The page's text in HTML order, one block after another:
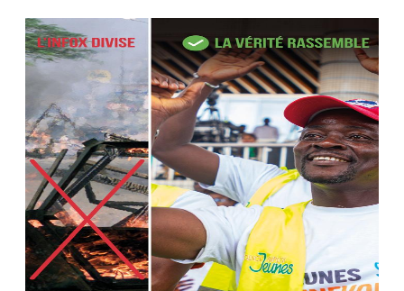
Camara tué lors d’attaques...
22 avr. 2026, 16:41
Des bureaux ravagés dans un
incendie survenu à la mairie...
AIP
10 avr. 2026, 09:48
Nommé Médiateur de la
République, Gaoussou Touré prend
officiellement fonction
AIP
13 mars 2026, 10:43
Nécrologie : décès de Guillaume